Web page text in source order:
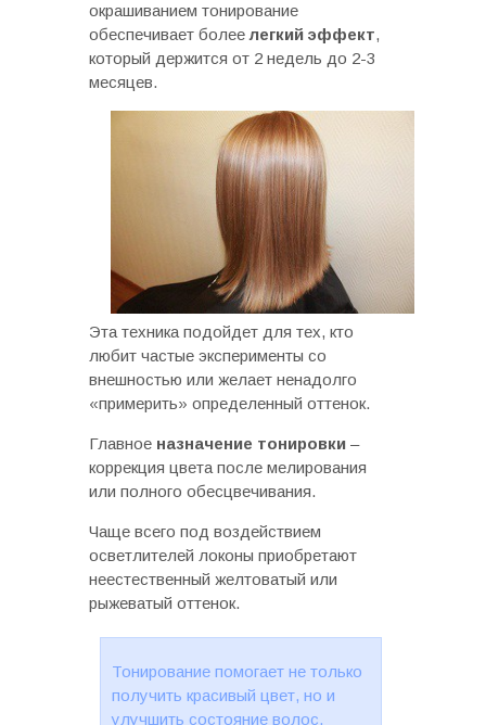
окрашиванием тонирование
обеспечивает более легкий эффект,
который держится от 2 недель до 2-3
месяцев.
Эта техника подойдет для тех, кто
любит частые эксперименты со
внешностью или желает ненадолго
«примерить» определенный оттенок.
Главное назначение тонировки –
коррекция цвета после мелирования
или полного обесцвечивания.
Чаще всего под воздействием
осветлителей локоны приобретают
неестественный желтоватый или
рыжеватый оттенок.
Тонирование помогает не только
получить красивый цвет, но и
улучшить состояние волос,